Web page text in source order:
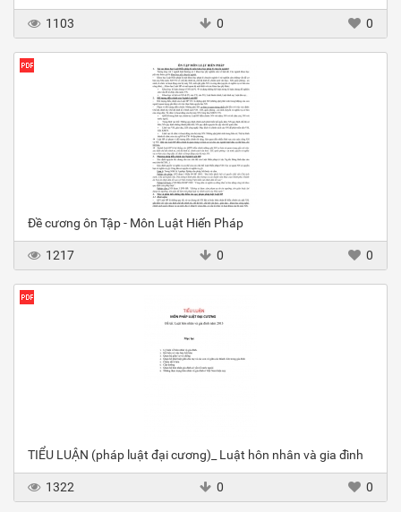
1103 0 0
Đề cương ôn Tập - Môn Luật Hiến Pháp
1217 0 0
TIỂU LUẬN (pháp luật đại cương)_ Luật hôn nhân và gia đình
1322 0 0